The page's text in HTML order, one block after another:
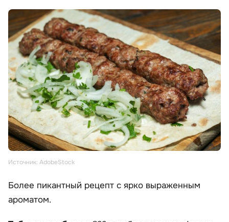
Источник: AdobeStock
Более пикантный рецепт с ярко выраженным
ароматом.